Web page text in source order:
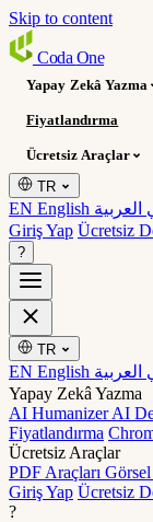
Skip to content
Coda One
Yapay Zekâ Yazma
Fiyatlandırma
Ücretsiz Araçlar
TR
EN English
Giriş Yap Ücretsiz
?
TR
EN English
Yapay Zekâ Yazma
AI HumanizerAI
Fiyatlandırma
Ücretsiz Araçlar
PDF Araçları Görsel
Giriş Yap Ücretsiz
?